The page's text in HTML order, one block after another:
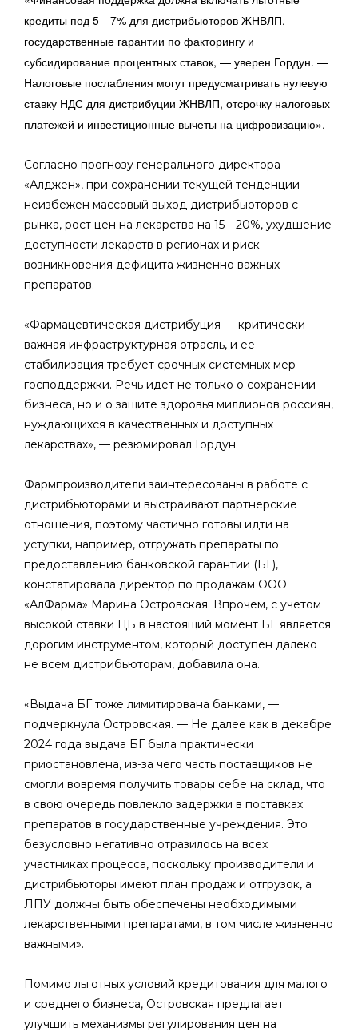
кредиты под 5—7% для дистрибьюторов ЖНВЛП,
государственные гарантии по факторингу и
субсидирование процентных ставок, — уверен Гордун. —
Налоговые послабления могут предусматривать нулевую
ставку НДС для дистрибуции ЖНВЛП, отсрочку налоговых
платежей и инвестиционные вычеты на цифровизацию».
Согласно прогнозу генерального директора
«Алджен», при сохранении текущей тенденции
неизбежен массовый выход дистрибьюторов с
рынка, рост цен на лекарства на 15—20%, ухудшение
доступности лекарств в регионах и риск
возникновения дефицита жизненно важных
препаратов.
«Фармацевтическая дистрибуция — критически
важная инфраструктурная отрасль, и ее
стабилизация требует срочных системных мер
господдержки. Речь идет не только о сохранении
бизнеса, но и о защите здоровья миллионов россиян,
нуждающихся в качественных и доступных
лекарствах», — резюмировал Гордун.
Фармпроизводители заинтересованы в работе с
дистрибьюторами и выстраивают партнерские
отношения, поэтому частично готовы идти на
уступки, например, отгружать препараты по
предоставлению банковской гарантии (БГ),
констатировала директор по продажам ООО
«АлФарма» Марина Островская. Впрочем, с учетом
высокой ставки ЦБ в настоящий момент БГ является
дорогим инструментом, который доступен далеко
не всем дистрибьюторам, добавила она.
«Выдача БГ тоже лимитирована банками, —
подчеркнула Островская. — Не далее как в декабре
2024 года выдача БГ была практически
приостановлена, из-за чего часть поставщиков не
смогли вовремя получить товары себе на склад, что
в свою очередь повлекло задержки в поставках
препаратов в государственные учреждения. Это
безусловно негативно отразилось на всех
участниках процесса, поскольку производители и
дистрибьюторы имеют план продаж и отгрузок, а
ЛПУ должны быть обеспечены необходимыми
лекарственными препаратами, в том числе жизненно
важными».
Помимо льготных условий кредитования для малого
и среднего бизнеса, Островская предлагает
улучшить механизмы регулирования цен на